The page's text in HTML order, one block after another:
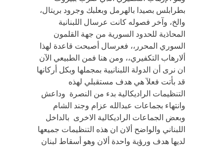
بطرابلس بصيدا بالهرمل وبعلبك وجرود بريتال،
والخ، وآخر فصوله كانت عرسال اللبنانية
المحاذية للحدود السورية من جهة القلمون
السوري المحرر،، فعرسال أصبحت قاعدة لهذا
ألارهاب التكفيري،، ومن هنا فمن الطبيعي الآن
ان نرى أن الدولة اللبنانيية بمجملها وبكل أركانها
قد بأتت فعلآ هي هدف مستقبلي لهذه
التنظيمات الراديكالية بدء من النصرة وداعش
وانتهاء بجماعات عبدالله عزام وجند الشام
وبعض الجماعات الراديكالية الاخرى بالداخل
اللبناني والواضح ألان ان هذه التنظيمات جميعها
لديها هدف ورؤية واحدة ألان وهو أسقاط لبنان